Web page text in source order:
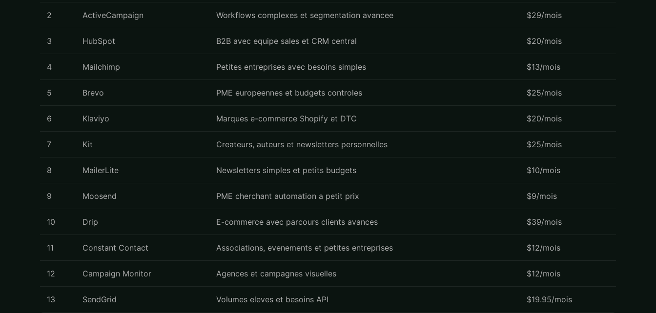
2 ActiveCampaign Workflows complexes et segmentation avancee $29/mois
3 HubSpot B2B avec equipe sales et CRM central $20/mois
4 Mailchimp Petites entreprises avec besoins simples $13/mois
5 Brevo PME europeennes et budgets controles $25/mois
6 Klaviyo Marques e-commerce Shopify et DTC $20/mois
7 Kit Createurs, auteurs et newsletters personnelles $25/mois
8 MailerLite Newsletters simples et petits budgets $10/mois
9 Moosend PME cherchant automation a petit prix $9/mois
10 Drip E-commerce avec parcours clients avances $39/mois
11 Constant Contact Associations, evenements et petites entreprises $12/mois
12 Campaign Monitor Agences et campagnes visuelles $12/mois
13 SendGrid Volumes eleves et besoins API $19.95/mois